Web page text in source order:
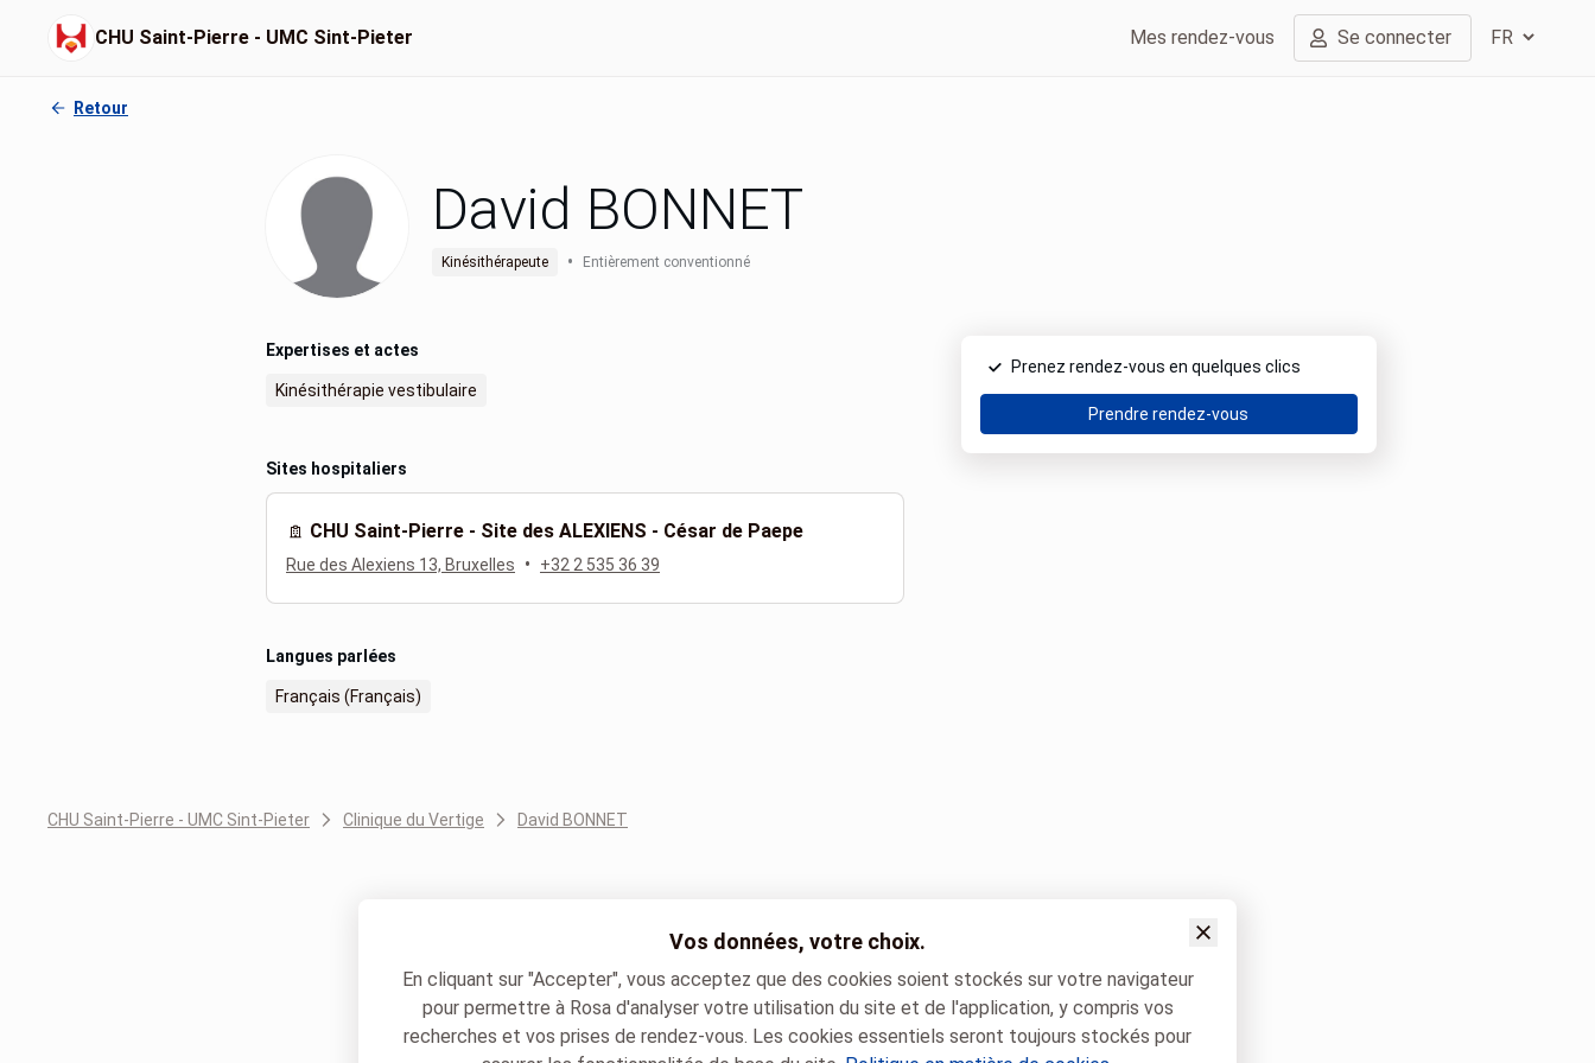
CHU Saint-Pierre - UMC Sint-Pieter Mes rendez-vous Se connecter
Retour
David BONNET
Kinésithérapeute • Entièrement conventionné
Expertises et actes
Kinésithérapie vestibulaire
Sites hospitaliers
CHU Saint-Pierre - Site des ALEXIENS - César de Paepe
Rue des Alexiens 13, Bruxelles • +32 2 535 36 39
Langues parlées
Français (Français)
Prenez rendez-vous en quelques clics
Prendre rendez-vous
CHU Saint-Pierre - UMC Sint-Pieter Clinique du Vertige David BONNET
Vos données, votre choix.
En cliquant sur "Accepter", vous acceptez que des cookies soient stockés sur votre navigateur
pour permettre à Rosa d'analyser votre utilisation du site et de l'application, y compris vos
recherches et vos prises de rendez-vous. Les cookies essentiels seront toujours stockés pour